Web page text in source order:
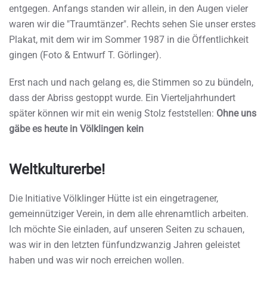
entgegen. Anfangs standen wir allein, in den Augen vieler
waren wir die "Traumtänzer". Rechts sehen Sie unser erstes
Plakat, mit dem wir im Sommer 1987 in die Öffentlichkeit
gingen (Foto & Entwurf T. Görlinger).
Erst nach und nach gelang es, die Stimmen so zu bündeln,
dass der Abriss gestoppt wurde. Ein Vierteljahrhundert
später können wir mit ein wenig Stolz feststellen: Ohne uns
gäbe es heute in Völklingen kein
Weltkulturerbe!
Die Initiative Völklinger Hütte ist ein eingetragener,
gemeinnütziger Verein, in dem alle ehrenamtlich arbeiten.
Ich möchte Sie einladen, auf unseren Seiten zu schauen,
was wir in den letzten fünfundzwanzig Jahren geleistet
haben und was wir noch erreichen wollen.